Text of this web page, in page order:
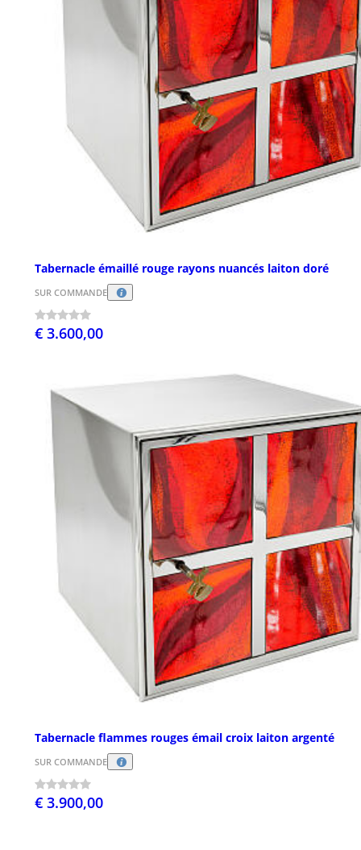
Tabernacle émaillé rouge rayons nuancés laiton doré
SUR COMMANDE
€ 3.600,00
Tabernacle flammes rouges émail croix laiton argenté
SUR COMMANDE
€ 3.900,00